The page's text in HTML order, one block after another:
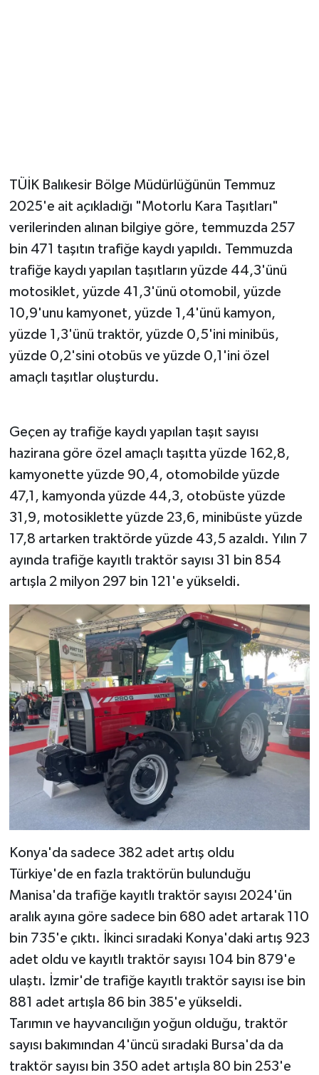
TÜİK Balıkesir Bölge Müdürlüğünün Temmuz
2025'e ait açıkladığı "Motorlu Kara Taşıtları"
verilerinden alınan bilgiye göre, temmuzda 257
bin 471 taşıtın trafiğe kaydı yapıldı. Temmuzda
trafiğe kaydı yapılan taşıtların yüzde 44,3'ünü
motosiklet, yüzde 41,3'ünü otomobil, yüzde
10,9'unu kamyonet, yüzde 1,4'ünü kamyon,
yüzde 1,3'ünü traktör, yüzde 0,5'ini minibüs,
yüzde 0,2'sini otobüs ve yüzde 0,1'ini özel
amaçlı taşıtlar oluşturdu.
Geçen ay trafiğe kaydı yapılan taşıt sayısı
hazirana göre özel amaçlı taşıtta yüzde 162,8,
kamyonette yüzde 90,4, otomobilde yüzde
47,1, kamyonda yüzde 44,3, otobüste yüzde
31,9, motosiklette yüzde 23,6, minibüste yüzde
17,8 artarken traktörde yüzde 43,5 azaldı. Yılın 7
ayında trafiğe kayıtlı traktör sayısı 31 bin 854
artışla 2 milyon 297 bin 121'e yükseldi.
Konya'da sadece 382 adet artış oldu
Türkiye'de en fazla traktörün bulunduğu
Manisa'da trafiğe kayıtlı traktör sayısı 2024'ün
aralık ayına göre sadece bin 680 adet artarak 110
bin 735'e çıktı. İkinci sıradaki Konya'daki artış 923
adet oldu ve kayıtlı traktör sayısı 104 bin 879'e
ulaştı. İzmir'de trafiğe kayıtlı traktör sayısı ise bin
881 adet artışla 86 bin 385'e yükseldi.
Tarımın ve hayvancılığın yoğun olduğu, traktör
sayısı bakımından 4'üncü sıradaki Bursa'da da
traktör sayısı bin 350 adet artışla 80 bin 253'e